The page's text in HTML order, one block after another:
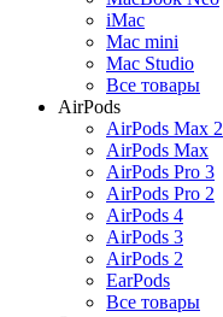
iMac
Mac mini
Mac Studio
Все товары
AirPods
AirPods Max 2
AirPods Max
AirPods Pro 3
AirPods Pro 2
AirPods 4
AirPods 3
AirPods 2
EarPods
Все товары